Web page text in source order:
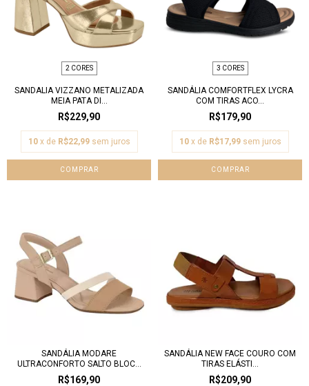
2 CORES
SANDALIA VIZZANO METALIZADA
MEIA PATA DI...
R$229,90
10 x de R$22,99 sem juros
COMPRAR
3 CORES
SANDÁLIA COMFORTFLEX LYCRA
COM TIRAS ACO...
R$179,90
10 x de R$17,99 sem juros
COMPRAR
SANDÁLIA MODARE
ULTRACONFORTO SALTO BLOC...
R$169,90
SANDÁLIA NEW FACE COURO COM
TIRAS ELÁSTI...
R$209,90